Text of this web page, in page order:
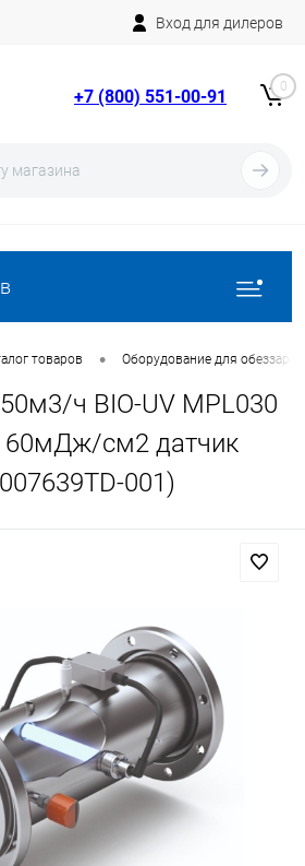
Вход для дилеров
+7 (800) 551-00-91 0
товаров • Оборудование для
ч BIO-UV MPL030
60мДж/см2 датчик
001)